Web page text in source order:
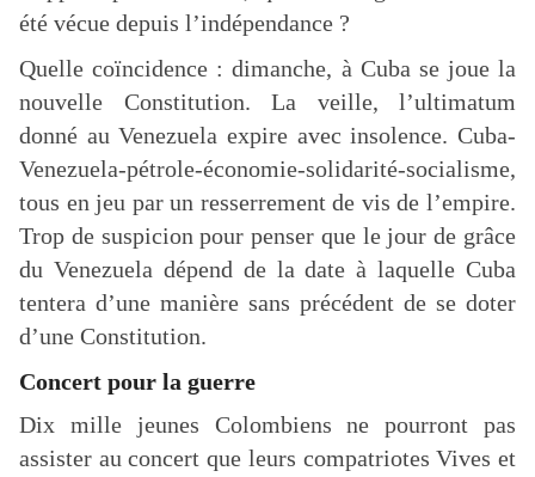
été vécue depuis l’indépendance ?
Quelle coïncidence : dimanche, à Cuba se joue la
nouvelle Constitution. La veille, l’ultimatum
donné au Venezuela expire avec insolence. Cuba-
Venezuela-pétrole-économie-solidarité-socialisme,
tous en jeu par un resserrement de vis de l’empire.
Trop de suspicion pour penser que le jour de grâce
du Venezuela dépend de la date à laquelle Cuba
tentera d’une manière sans précédent de se doter
d’une Constitution.
Concert pour la guerre
Dix mille jeunes Colombiens ne pourront pas
assister au concert que leurs compatriotes Vives et